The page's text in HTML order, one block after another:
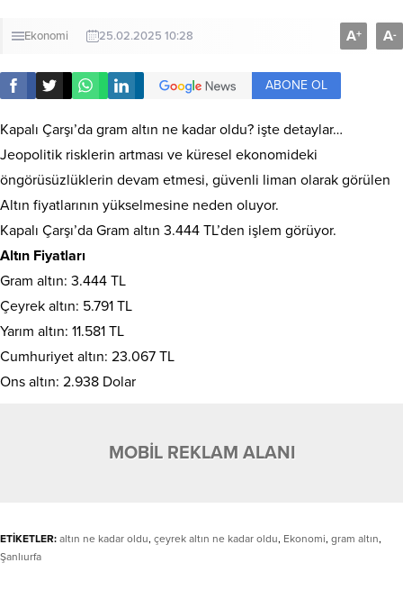
Ekonomi 25.02.2025 10:28 A+ A-
ABONE OL
Kapalı Çarşı’da gram altın ne kadar oldu? işte detaylar…
Jeopolitik risklerin artması ve küresel ekonomideki
öngörüsüzlüklerin devam etmesi, güvenli liman olarak görülen
Altın fiyatlarının yükselmesine neden oluyor.
Kapalı Çarşı’da Gram altın 3.444 TL’den işlem görüyor.
Altın Fiyatları
Gram altın: 3.444 TL
Çeyrek altın: 5.791 TL
Yarım altın: 11.581 TL
Cumhuriyet altın: 23.067 TL
Ons altın: 2.938 Dolar
MOBİL REKLAM ALANI
ETİKETLER: altın ne kadar oldu, çeyrek altın ne kadar oldu, Ekonomi, gram altın,
Şanlıurfa